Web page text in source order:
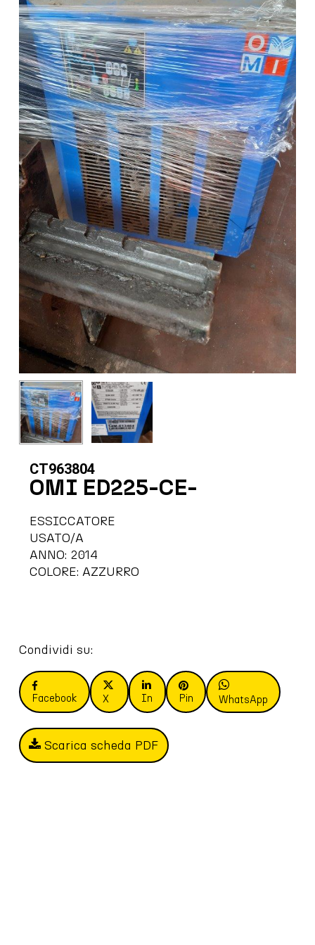
CT963804
OMI ED225-CE-
ESSICCATORE
USATO/A
ANNO: 2014
COLORE: AZZURRO
Condividi su:
Facebook X In Pin WhatsApp
Scarica scheda PDF